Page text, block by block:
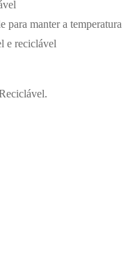
para manter a temperatura
e reciclável